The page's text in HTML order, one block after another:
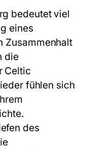
bedeutet viel
eines
Zusammenhalt
die
Celtic
fühlen sich
des